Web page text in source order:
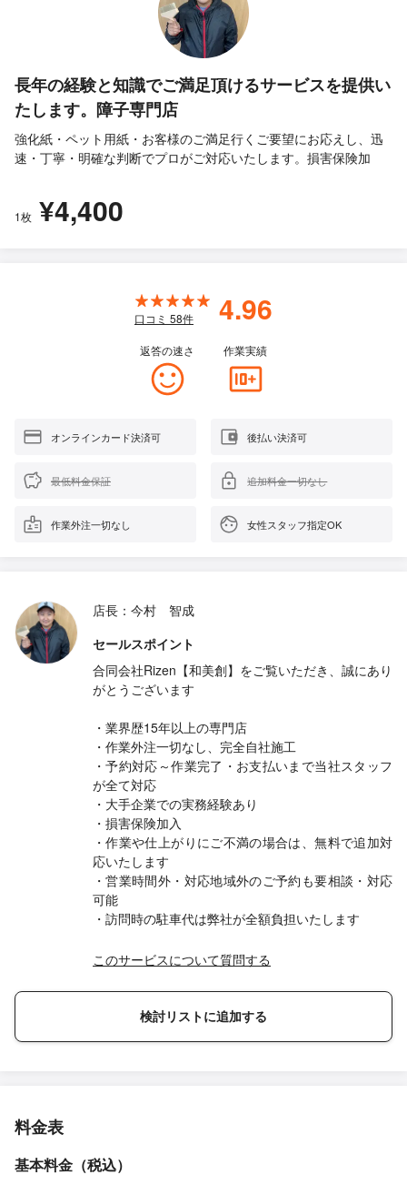
長年の経験と知識でご満足頂けるサービスを提供い
たします。障子専門店
強化紙・ペット用紙・お客様のご満足行くご要望にお応えし、迅
速・丁寧・明確な判断でプロがご対応いたします。損害保険加
1枚 ¥4,400
口コミ 58件 4.96
返答の速さ 作業実績
オンラインカード決済可 後払い決済可
最低料金保証 追加料金一切なし
作業外注一切なし 女性スタッフ指定OK
店長：今村 智成
セールスポイント
合同会社Rizen【和美創】をご覧いただき、誠にあり
がとうございます
・業界歴15年以上の専門店
・作業外注一切なし、完全自社施工
・予約対応～作業完了・お支払いまで当社スタッフ
が全て対応
・大手企業での実務経験あり
・損害保険加入
・作業や仕上がりにご不満の場合は、無料で追加対
応いたします
・営業時間外・対応地域外のご予約も要相談・対応
可能
・訪問時の駐車代は弊社が全額負担いたします
このサービスについて質問する
検討リストに追加する
料金表
基本料金（税込）